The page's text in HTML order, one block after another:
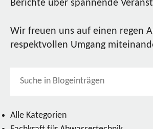
Berichte über spannende
Wir freuen uns auf einen regen
respektvollen Umgang
Alle Kategorien